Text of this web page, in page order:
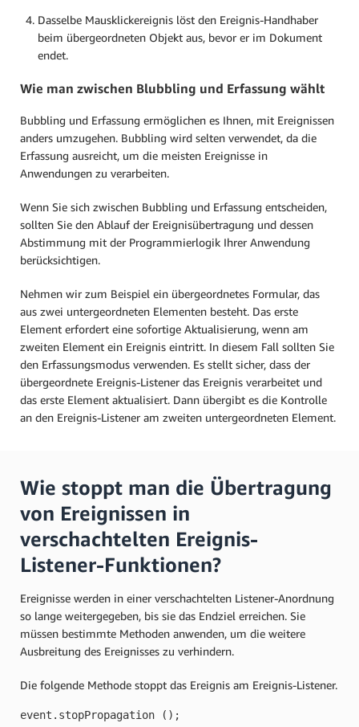
Dasselbe Mausklickereignis löst den Ereignis-Handhaber
beim übergeordneten Objekt aus, bevor er im Dokument
endet.
Wie man zwischen Blubbling und Erfassung wählt
Bubbling und Erfassung ermöglichen es Ihnen, mit Ereignissen
anders umzugehen. Bubbling wird selten verwendet, da die
Erfassung ausreicht, um die meisten Ereignisse in
Anwendungen zu verarbeiten.
Wenn Sie sich zwischen Bubbling und Erfassung entscheiden,
sollten Sie den Ablauf der Ereignisübertragung und dessen
Abstimmung mit der Programmierlogik Ihrer Anwendung
berücksichtigen.
Nehmen wir zum Beispiel ein übergeordnetes Formular, das
aus zwei untergeordneten Elementen besteht. Das erste
Element erfordert eine sofortige Aktualisierung, wenn am
zweiten Element ein Ereignis eintritt. In diesem Fall sollten Sie
den Erfassungsmodus verwenden. Es stellt sicher, dass der
übergeordnete Ereignis-Listener das Ereignis verarbeitet und
das erste Element aktualisiert. Dann übergibt es die Kontrolle
an den Ereignis-Listener am zweiten untergeordneten Element.
Wie stoppt man die Übertragung
von Ereignissen in
verschachtelten Ereignis-
Listener-Funktionen?
Ereignisse werden in einer verschachtelten Listener-Anordnung
so lange weitergegeben, bis sie das Endziel erreichen. Sie
müssen bestimmte Methoden anwenden, um die weitere
Ausbreitung des Ereignisses zu verhindern.
Die folgende Methode stoppt das Ereignis am Ereignis-Listener.
event.stopPropagation ();